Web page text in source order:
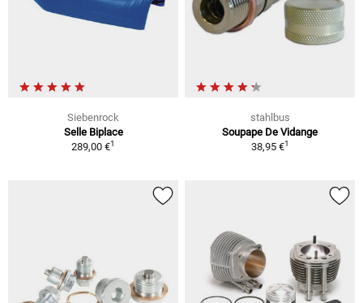
Siebenrock
Selle Biplace
289,00 €1
stahlbus
Soupape De Vidange
38,95 €1